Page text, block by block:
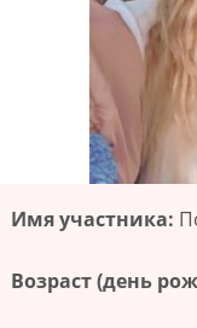
Имя участника:
Возраст (день